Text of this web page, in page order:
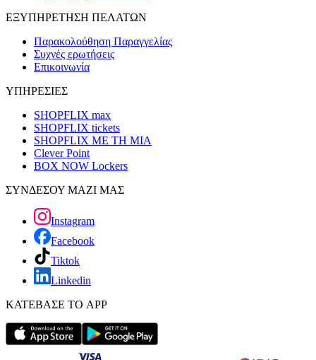
ΕΞΥΠΗΡΕΤΗΣΗ ΠΕΛΑΤΩΝ
Παρακολούθηση Παραγγελίας
Συχνές ερωτήσεις
Επικοινωνία
ΥΠΗΡΕΣΙΕΣ
SHOPFLIX max
SHOPFLIX tickets
SHOPFLIX ΜΕ ΤΗ ΜΙΑ
Clever Point
BOX NOW Lockers
ΣΥΝΔΕΣΟΥ ΜΑΖΙ ΜΑΣ
Instagram
Facebook
Tiktok
Linkedin
ΚΑΤΕΒΑΣΕ ΤΟ APP